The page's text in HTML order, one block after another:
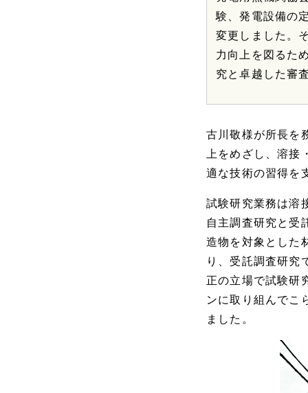
験、発電設備の
変更しました。
力向上を図るた
究と卓越した審
古川敬様が所長を
上をめざし、溶
適な技術の習得を
試験研究業務は溶
自主調査研究と受
造物を対象とした
り、受託調査研究
正の立場で試験研
ンに取り組んでこ
ました。